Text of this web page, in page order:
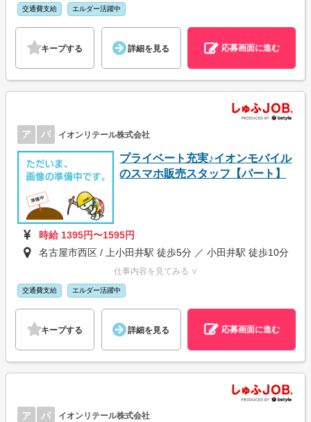
交通費支給 エルダー活躍中
キープする 詳細を見る 応募画面に進む
ア パ イオンリテール株式会社
プライベート充実♪イオンモバイル
のスマホ販売スタッフ【パート】
時給 1395円〜1595円
名古屋市西区 / 上小田井駅 徒歩5分 ／ 小田井駅 徒歩10分
仕事内容を見てみる ∨
交通費支給 エルダー活躍中
キープする 詳細を見る 応募画面に進む
ア パ イオンリテール株式会社